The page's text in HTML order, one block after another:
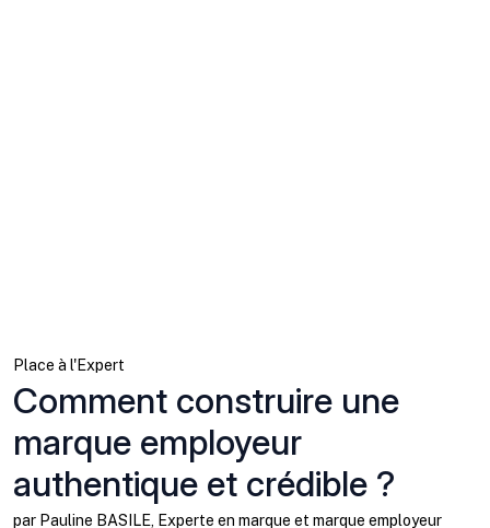
Place à l'Expert
Comment construire une
marque employeur
authentique et crédible ?
par Pauline BASILE, Experte en marque et marque employeur